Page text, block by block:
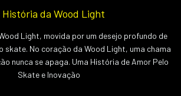
História da Wood Light
Light, movida por um desejo profundo de
skate. No coração da Wood Light, uma chama
nunca se apaga. Uma História de Amor Pelo
Skate e Inovação